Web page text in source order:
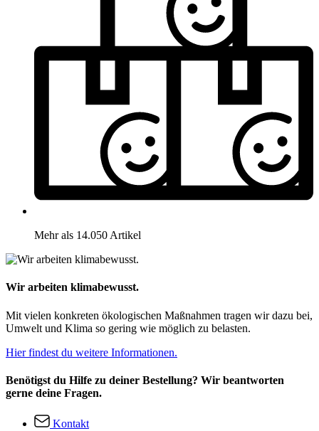
Mehr als 14.050 Artikel
Wir arbeiten klimabewusst.
Mit vielen konkreten ökologischen Maßnahmen tragen wir dazu bei,
Umwelt und Klima so gering wie möglich zu belasten.
Hier findest du weitere Informationen.
Benötigst du Hilfe zu deiner Bestellung? Wir beantworten
gerne deine Fragen.
Kontakt